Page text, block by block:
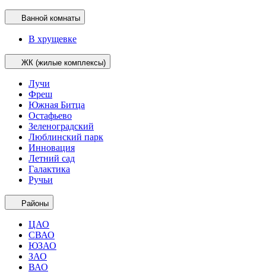
Ванной комнаты
В хрущевке
ЖК (жилые комплексы)
Лучи
Фреш
Южная Битца
Остафьево
Зеленоградский
Люблинский парк
Инновация
Летний сад
Галактика
Ручьи
Районы
ЦАО
СВАО
ЮЗАО
ЗАО
ВАО